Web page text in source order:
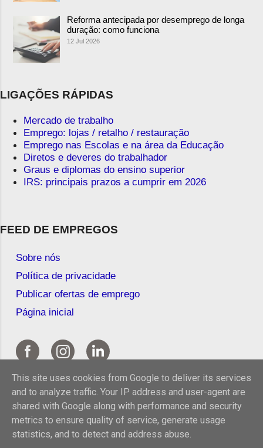
Reforma antecipada por desemprego de longa
duração: como funciona
12 Jul 2026
LIGAÇÕES RÁPIDAS
Mercado de trabalho
Emprego: lojas / retalho / restauração
Emprego nas Escolas e na área da Educação
Diretos e deveres do trabalhador
Graus e diplomas do ensino superior
IRS: principais prazos a cumprir em 2026
FEED DE EMPREGOS
Sobre nós
Política de privacidade
Publicar ofertas de emprego
Página inicial
This site uses cookies from Google to deliver its services
and to analyze traffic. Your IP address and user-agent are
shared with Google along with performance and security
metrics to ensure quality of service, generate usage
statistics, and to detect and address abuse.